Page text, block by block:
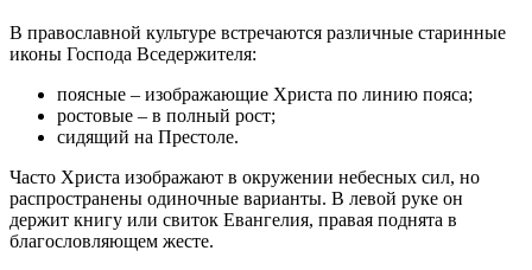
В православной культуре встречаются различные старинные
иконы Господа Вседержителя:
поясные – изображающие Христа по линию пояса;
ростовые – в полный рост;
сидящий на Престоле.
Часто Христа изображают в окружении небесных сил, но
распространены одиночные варианты. В левой руке он
держит книгу или свиток Евангелия, правая поднята в
благословляющем жесте.